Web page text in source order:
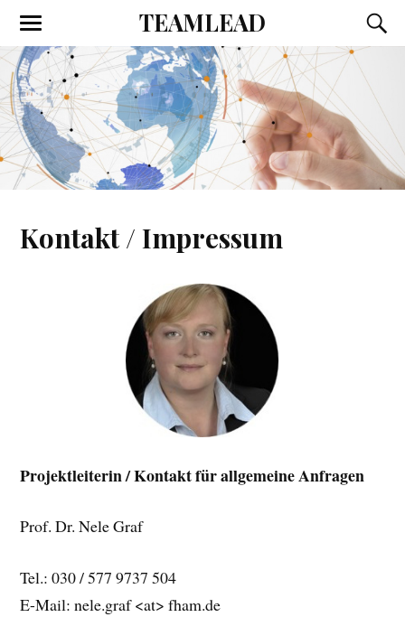
TEAMLEAD
Kontakt / Impressum
Projektleiterin / Kontakt für allgemeine Anfragen
Prof. Dr. Nele Graf
Tel.: 030 / 577 9737 504
E-Mail: nele.graf <at>fham.de